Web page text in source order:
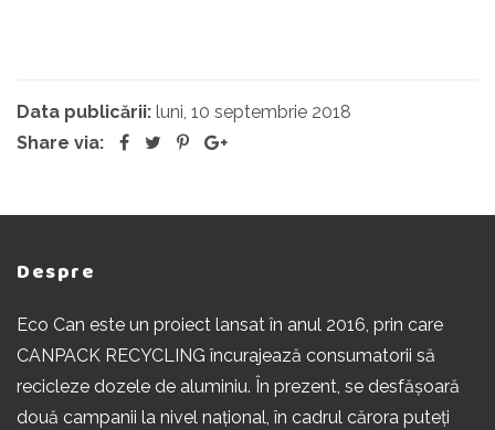
Data publicării: luni, 10 septembrie 2018
Share via:
Despre
Eco Can este un proiect lansat în anul 2016, prin care
CANPACK RECYCLING încurajează consumatorii să
recicleze dozele de aluminiu. În prezent, se desfășoară
două campanii la nivel național, în cadrul cărora puteți